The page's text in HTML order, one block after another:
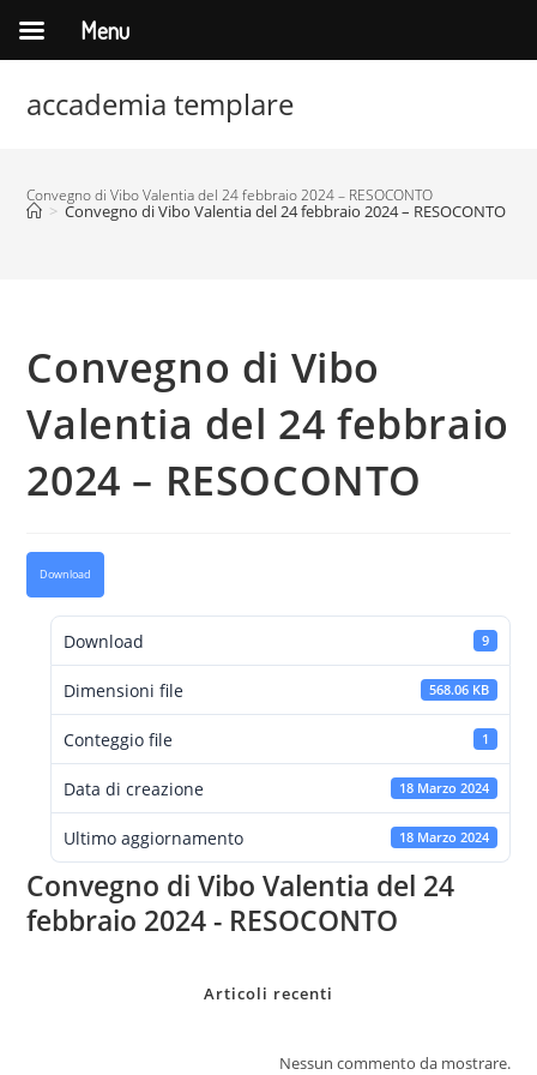
accademia templare
Convegno di Vibo Valentia del 24 febbraio 2024 – RESOCONTO
> Convegno di Vibo Valentia del 24 febbraio 2024 – RESOCONTO
Convegno di Vibo
Valentia del 24 febbraio
2024 – RESOCONTO
Download
Download 9
Dimensioni file 568.06 KB
Conteggio file 1
Data di creazione 18 Marzo 2024
Ultimo aggiornamento 18 Marzo 2024
Convegno di Vibo Valentia del 24
febbraio 2024 - RESOCONTO
Articoli recenti
Nessun commento da mostrare.
Menu